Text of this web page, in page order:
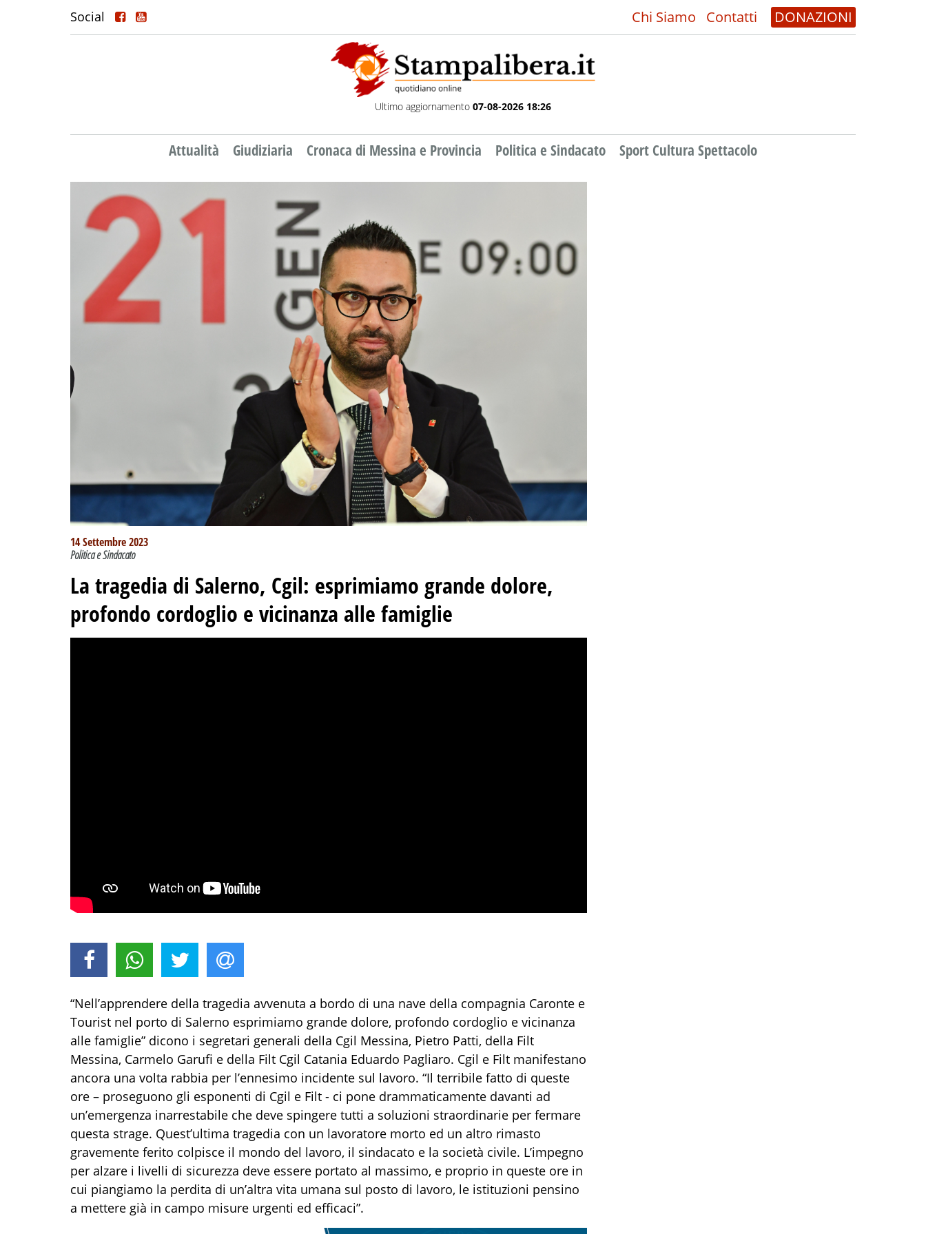
Social Chi Siamo Contatti DONAZIONI
Ultimo aggiornamento 07-08-2026 18:26
Attualità Giudiziaria Cronaca di Messina e Provincia Politica e Sindacato Sport Cultura Spettacolo
14 Settembre 2023
Politica e Sindacato
La tragedia di Salerno, Cgil: esprimiamo grande dolore,
profondo cordoglio e vicinanza alle famiglie
“Nell’apprendere della tragedia avvenuta a bordo di una nave della compagnia Caronte e
Tourist nel porto di Salerno esprimiamo grande dolore, profondo cordoglio e vicinanza
alle famiglie” dicono i segretari generali della Cgil Messina, Pietro Patti, della Filt
Messina, Carmelo Garufi e della Filt Cgil Catania Eduardo Pagliaro. Cgil e Filt manifestano
ancora una volta rabbia per l’ennesimo incidente sul lavoro. “Il terribile fatto di queste
ore – proseguono gli esponenti di Cgil e Filt - ci pone drammaticamente davanti ad
un’emergenza inarrestabile che deve spingere tutti a soluzioni straordinarie per fermare
questa strage. Quest’ultima tragedia con un lavoratore morto ed un altro rimasto
gravemente ferito colpisce il mondo del lavoro, il sindacato e la società civile. L’impegno
per alzare i livelli di sicurezza deve essere portato al massimo, e proprio in queste ore in
cui piangiamo la perdita di un’altra vita umana sul posto di lavoro, le istituzioni pensino
a mettere già in campo misure urgenti ed efficaci”.